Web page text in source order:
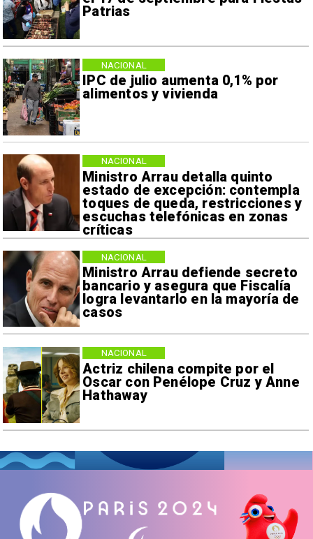
Patrias
IPC de julio aumenta 0,1% por
alimentos y vivienda
NACIONAL
Ministro Arrau detalla quinto
estado de excepción: contempla
toques de queda, restricciones y
escuchas telefónicas en zonas
críticas
NACIONAL
Ministro Arrau defiende secreto
bancario y asegura que Fiscalía
logra levantarlo en la mayoría de
casos
NACIONAL
Actriz chilena compite por el
Oscar con Penélope Cruz y Anne
Hathaway
NACIONAL